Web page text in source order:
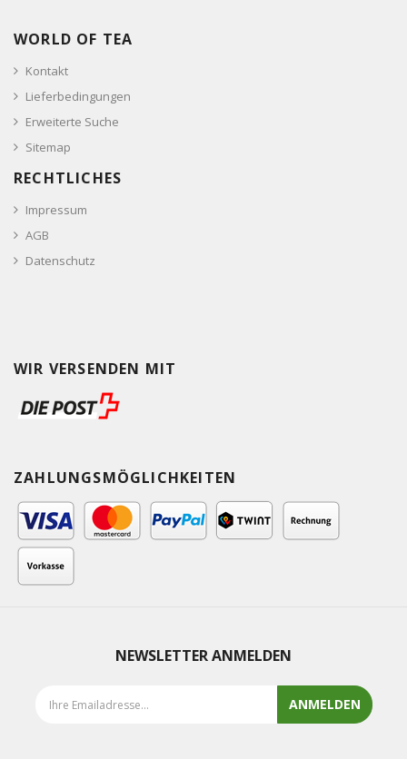
WORLD OF TEA
Kontakt
Lieferbedingungen
Erweiterte Suche
Sitemap
RECHTLICHES
Impressum
AGB
Datenschutz
WIR VERSENDEN MIT
ZAHLUNGSMÖGLICHKEITEN
NEWSLETTER ANMELDEN
ANMELDEN